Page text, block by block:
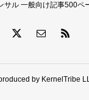
サル 一般向け記事500ペ
by KernelTribe